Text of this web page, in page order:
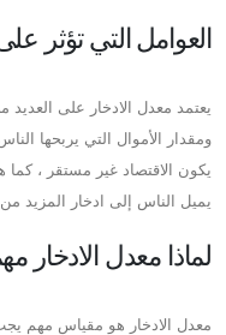
العوامل التي تؤثر
يعتمد معدل الادخار على العديد
ومقدار الأموال التي يربحها
يكون الاقتصاد غير مستقر ، كما
يميل الناس إلى ادخار المزيد من
لماذا معدل الادخار
معدل الادخار هو مقياس مهم يجب